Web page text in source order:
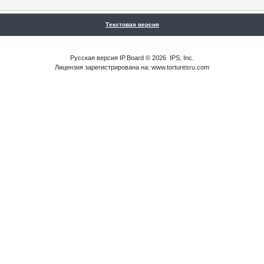
Текстовая версия
Русская версия IP.Board© 2026 IPS, Inc
Лицензия зарегистрирована на: www.torturesru.com